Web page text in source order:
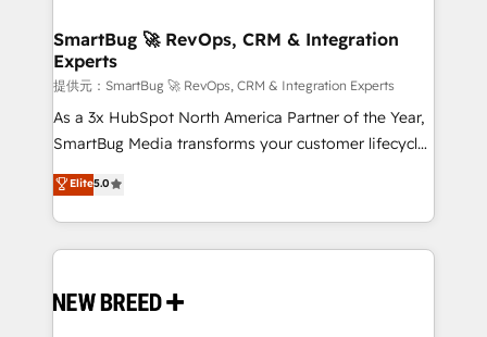
を、CRMを軸とした全社共通基盤に再構築します。意
思決定者・PMO・現場担当者に並走します。 1️⃣
HubSpot導入・活用支援 顧客データの一元化から、
GTMの見える化・自動化まで。全Hub統合運用、デー
タ品質設計、グループ横断のCRM統合に対応します。
の一部をAIが自律実行する組織への移行を設計・実装。
Breeze・Claude等をHubSpotと連携させ、役割定義・
革を、構想から実装・定着までPMOとして主導。「設
SmartBug 🚀 RevOps, CRM & Integration
Experts
提供元：SmartBug 🚀 RevOps, CRM & Integration Experts
As a 3x HubSpot North America Partner of the Year,
SmartBug Media transforms your customer lifecycle
into a revenue engine. Our unified ecosystem
includes specialized divisions Globalia (AI &
Software) and Point Success Media (Paid Media),
making this the official home for all three brands. 🔄
and system integrations powered by Globalia’s
Elite5.0